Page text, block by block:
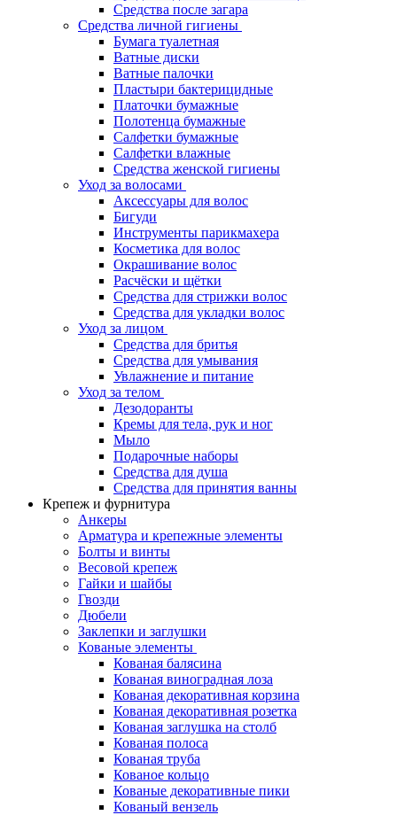
Средства после загара
Средства личной гигиены
Бумага туалетная
Ватные диски
Ватные палочки
Пластыри бактерицидные
Платочки бумажные
Полотенца бумажные
Салфетки бумажные
Салфетки влажные
Средства женской гигиены
Уход за волосами
Аксессуары для волос
Бигуди
Инструменты парикмахера
Косметика для волос
Окрашивание волос
Расчёски и щётки
Средства для стрижки волос
Средства для укладки волос
Уход за лицом
Средства для бритья
Средства для умывания
Увлажнение и питание
Уход за телом
Дезодоранты
Кремы для тела, рук и ног
Мыло
Подарочные наборы
Средства для душа
Средства для принятия ванны
Крепеж и фурнитура
Анкеры
Арматура и крепежные элементы
Болты и винты
Весовой крепеж
Гайки и шайбы
Гвозди
Дюбели
Заклепки и заглушки
Кованые элементы
Кованая балясина
Кованая виноградная лоза
Кованая декоративная корзина
Кованая декоративная розетка
Кованая заглушка на столб
Кованая полоса
Кованая труба
Кованое кольцо
Кованые декоративные пики
Кованый вензель